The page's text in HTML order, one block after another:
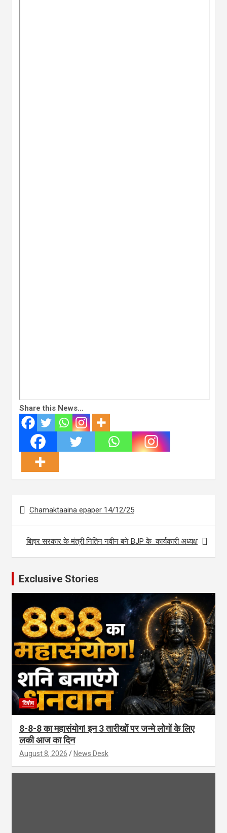
Share this News...
navigation
Chamaktaaina epaper 14/12/25
बिहार सरकार के मंत्री नितिन नवीन बने BJP के कार्यकारी अध्यक्ष
Exclusive Stories
विशेष
8-8-8 का महासंयोग! इन 3 तारीखों पर जन्मे लोगों के लिए
लकी आज का दिन
August 8, 2026 News Desk